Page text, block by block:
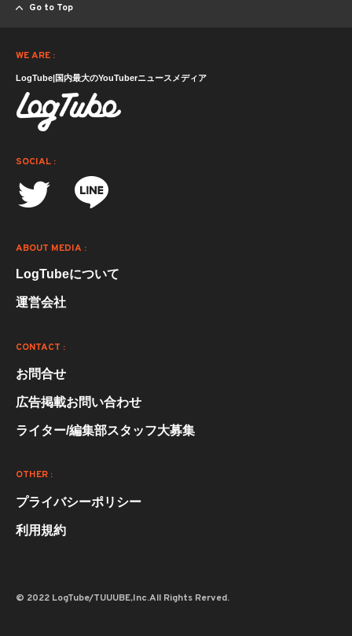
Go to Top
WE ARE :
LogTube|国内最大のYouTuberニュースメディア
SOCIAL :
ABOUT MEDIA :
LogTubeについて
運営会社
CONTACT :
お問合せ
広告掲載お問い合わせ
ライター/編集部スタッフ大募集
OTHER :
プライバシーポリシー
利用規約
© 2022 LogTube/TUUUBE,Inc.All Rights Rerved.